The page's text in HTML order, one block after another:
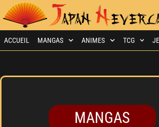
ACCUEIL MANGAS ANIMES TCG
MANGAS